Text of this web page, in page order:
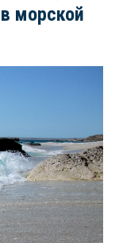
морской